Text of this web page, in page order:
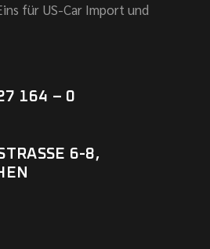
für US-Car Import und
164 – 0
6-8,